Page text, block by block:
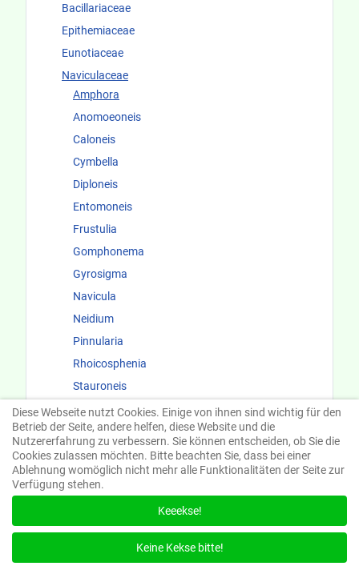
Bacillariaceae
Epithemiaceae
Eunotiaceae
Naviculaceae
Amphora
Anomoeoneis
Caloneis
Cymbella
Diploneis
Entomoneis
Frustulia
Gomphonema
Gyrosigma
Navicula
Neidium
Pinnularia
Rhoicosphenia
Stauroneis
Surirellaceae
Fundorte und Ökologie
Diese Webseite nutzt Cookies. Einige von ihnen sind wichtig für den
Betrieb der Seite, andere helfen, diese Website und die
Nutzererfahrung zu verbessern. Sie können entscheiden, ob Sie die
Cookies zulassen möchten. Bitte beachten Sie, dass bei einer
Ablehnung womöglich nicht mehr alle Funktionalitäten der Seite zur
Verfügung stehen.
Keeekse!
Keine Kekse bitte!